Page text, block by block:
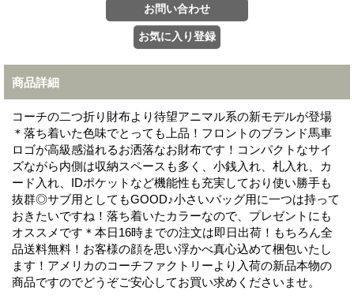
商品詳細
コーチの二つ折り財布より待望アニマル系の新モデルが登場
＊落ち着いた色味でとっても上品！フロントのブランド馬車
ロゴが高級感溢れるお洒落なお財布です！コンパクトなサイ
ズながら内側は収納スペースも多く、小銭入れ、札入れ、カ
ード入れ、IDポケットなど機能性も充実しており使い勝手も
抜群◎サブ用としてもGOOD♪小さいバッグ用に一つは持って
おきたいですね！落ち着いたカラーなので、プレゼントにも
オススメです＊本日16時までの注文は即日出荷！もちろん全
品送料無料！お客様の顔を思い浮かべ真心込めて梱包いたし
ます！アメリカのコーチファクトリーより入荷の新品本物の
商品ですのでどうぞご安心してお買い求めくださいませ。